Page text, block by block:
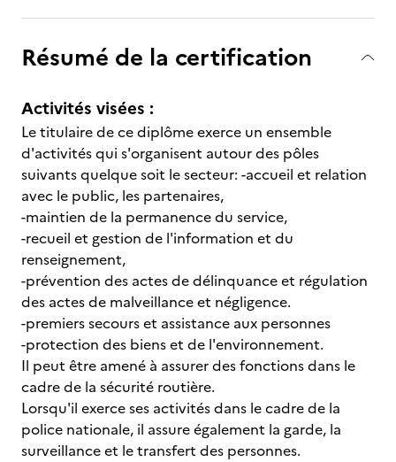
Résumé de la certification
Activités visées :
Le titulaire de ce diplôme exerce un ensemble
d'activités qui s'organisent autour des pôles
suivants quelque soit le secteur: -accueil et relation
avec le public, les partenaires,
-maintien de la permanence du service,
-recueil et gestion de l'information et du
renseignement,
-prévention des actes de délinquance et régulation
des actes de malveillance et négligence.
-premiers secours et assistance aux personnes
-protection des biens et de l'environnement.
Il peut être amené à assurer des fonctions dans le
cadre de la sécurité routière.
Lorsqu'il exerce ses activités dans le cadre de la
police nationale, il assure également la garde, la
surveillance et le transfert des personnes.